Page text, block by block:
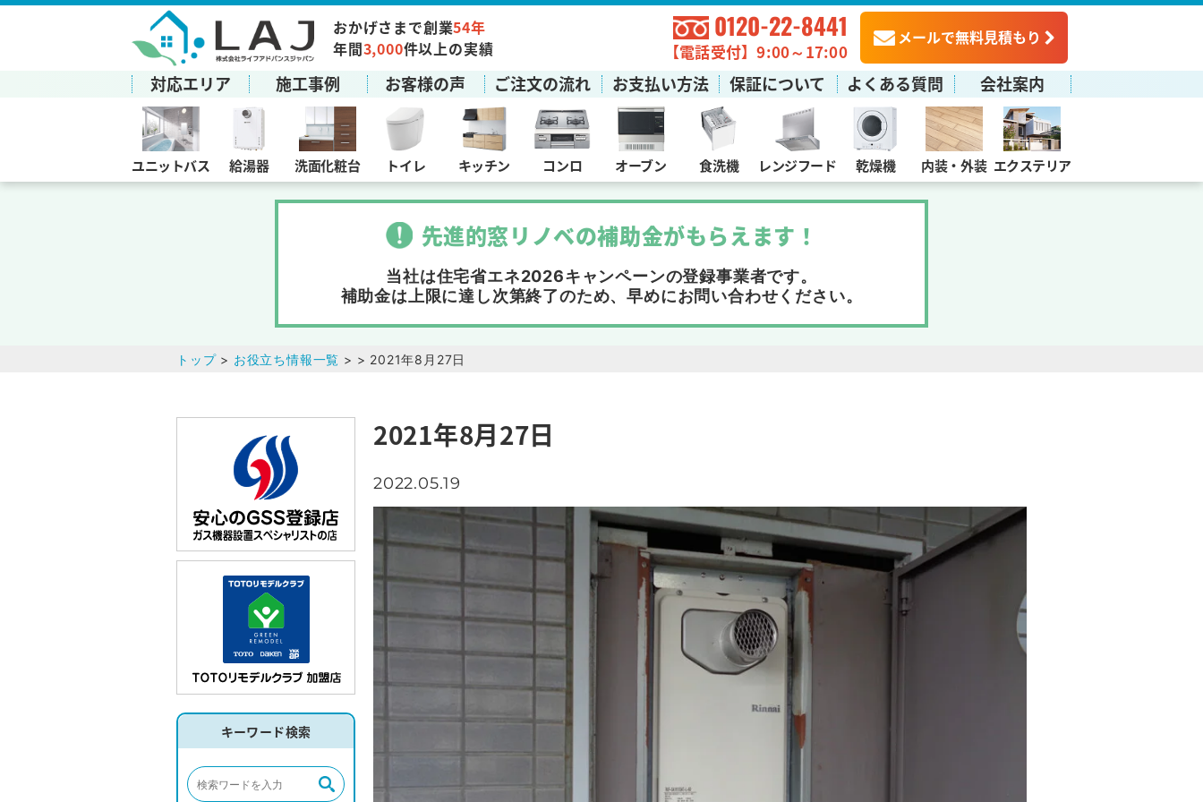
おかげさまで創業54年
年間3,000件以上の実績
0120-22-8441
【電話受付】9:00～17:00
メールで無料見積もり
対応エリア 施工事例 お客様の声 ご注文の流れ お支払い方法 保証について よくある質問 会社案内
ユニットバス 給湯器 洗面化粧台 トイレ キッチン コンロ オーブン 食洗機 レンジフード 乾燥機 内装・外装 エクステリア
先進的窓リノベの補助金がもらえます ！
当社は住宅省エネ2026キャンペーンの登録事業者です。
補助金は上限に達し次第終了のため、早めにお問い合わせください。
トップ> お役立ち情報一覧 > > 2021年8月27日
キーワード検索
2021年8月27日
2022.05.19